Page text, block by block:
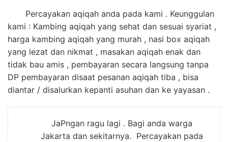
Percayakan aqiqah anda pada kami . Keunggulan
kami : Kambing aqiqah yang sehat dan sesuai syariat ,
harga kambing aqiqah yang murah , nasi box aqiqah
yang lezat dan nikmat , masakan aqiqah enak dan
tidak bau amis , pembayaran secara langsung tanpa
DP pembayaran disaat pesanan aqiqah tiba , bisa
diantar / disalurkan kepanti asuhan dan ke yayasan .
JaPngan ragu lagi . Bagi anda warga
Jakarta dan sekitarnya. Percayakan pada